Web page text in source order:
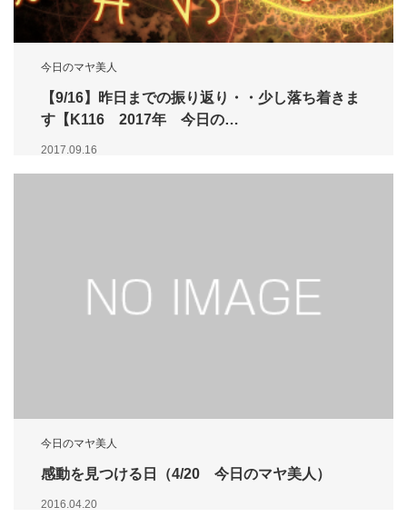
今日のマヤ美人
【9/16】昨日までの振り返り・・少し落ち着きま
す【K116 2017年 今日の…
2017.09.16
今日のマヤ美人
感動を見つける日（4/20 今日のマヤ美人）
2016.04.20